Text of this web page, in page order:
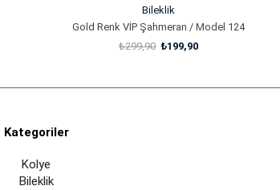
Bileklik
Gold Renk VİP Şahmeran / Model 124
₺199,90
₺299,90
Kategoriler
Kolye
Bileklik